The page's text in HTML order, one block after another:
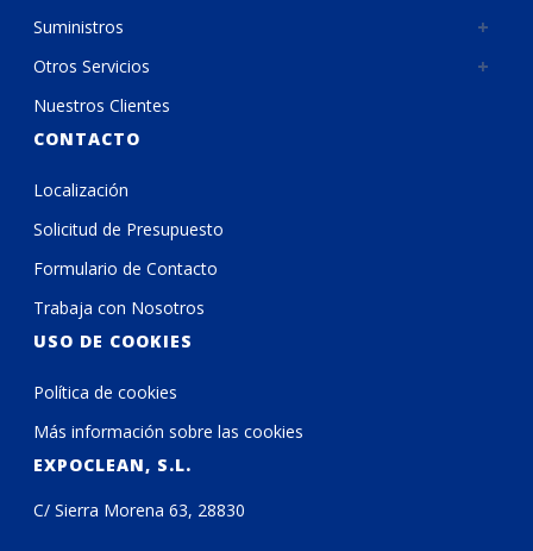
Suministros
Otros Servicios
Nuestros Clientes
CONTACTO
Localización
Solicitud de Presupuesto
Formulario de Contacto
Trabaja con Nosotros
USO DE COOKIES
Política de cookies
Más información sobre las cookies
EXPOCLEAN, S.L.
C/ Sierra Morena 63, 28830